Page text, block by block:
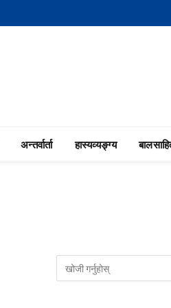
अन्तर्वार्ता हास्यव्यङ्ग्य